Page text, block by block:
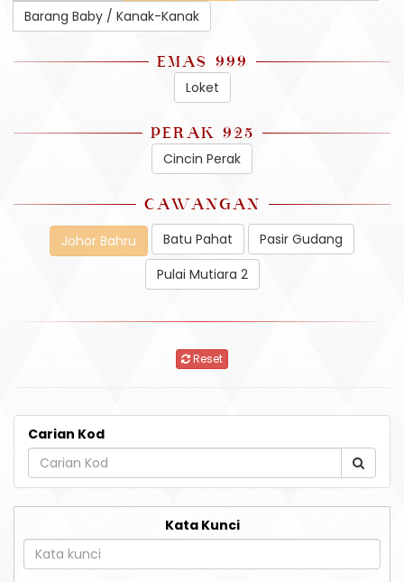
Barang Baby / Kanak-Kanak
EMAS 999
Loket
PERAK 925
Cincin Perak
CAWANGAN
Johor Bahru Batu Pahat
Pasir Gudang
Pulai Mutiara 2
Reset
Carian Kod
Kata Kunci